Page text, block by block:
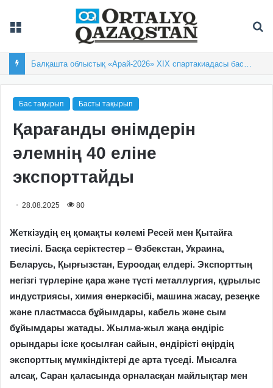
Өзіндік өрнегі бар өлке
Бас тақырып Басты тақырып
Қарағанды өнімдерін
әлемнің 40 еліне
экспорттайды
28.08.2025 80
Жеткізудің ең қомақты көлемі Ресей мен Қытайға
тиесілі. Басқа серіктестер – Өзбекстан, Украина,
Беларусь, Қырғызстан, Еуроодақ елдері. Экспорттың
негізгі түрлеріне қара және түсті металлургия, құрылыс
индустриясы, химия өнеркәсібі, машина жасау, резеңке
және пластмасса бұйымдары, кабель және сым
бұйымдары жатады. Жылма-жыл жаңа өндіріс
орындары іске қосылған сайын, өндірісті өңірдің
экспорттық мүмкіндіктері де арта түседі. Мысалға
алсақ, Саран қаласында орналасқан майлықтар мен